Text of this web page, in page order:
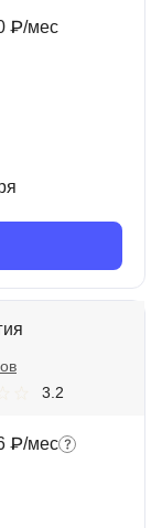
₽/мес
3.2
₽/мес